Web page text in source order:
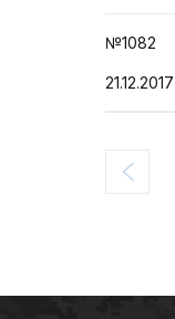
№1082
21.12.2017